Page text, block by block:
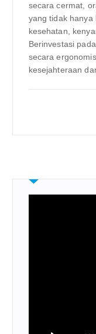
secara cermat,
yang tidak hanya
kesehatan,
Berinvestasi
secara
kesejahteraan